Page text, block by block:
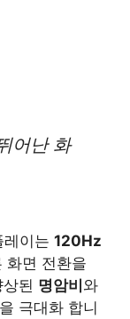
어난 화
이는 120Hz
화면 전환을
된 명암비와
극대화 합니